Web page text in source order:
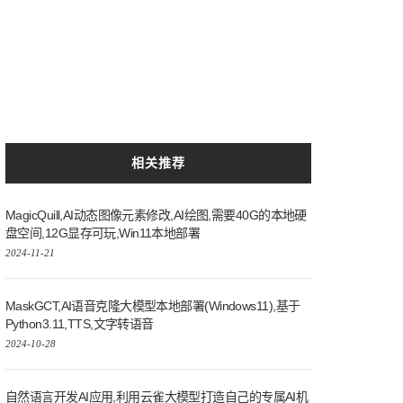
相关推荐
MagicQuill,AI动态图像元素修改,AI绘图,需要40G的本地硬
盘空间,12G显存可玩,Win11本地部署
2024-11-21
MaskGCT,AI语音克隆大模型本地部署(Windows11),基于
Python3.11,TTS,文字转语音
2024-10-28
自然语言开发AI应用,利用云雀大模型打造自己的专属AI机